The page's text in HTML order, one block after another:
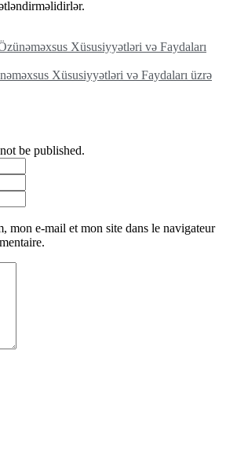
Xüsusiyyətləri və Faydaları
Xüsusiyyətləri və Faydaları üzrə
be published.
mon e-mail et mon site dans le navigateur